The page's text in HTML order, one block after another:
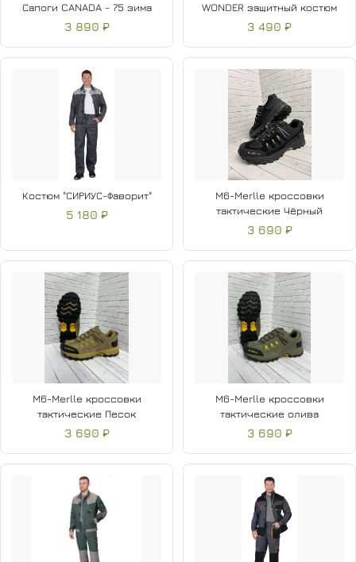
Сапоги CANADA - 75 зима
3 890 ₽
WONDER защитный костюм
3 490 ₽
Костюм "СИРИУС-Фаворит"
5 180 ₽
M6-Merlle кроссовки
тактические Чёрный
3 690 ₽
M6-Merlle кроссовки
тактические Песок
3 690 ₽
M6-Merlle кроссовки
тактические олива
3 690 ₽